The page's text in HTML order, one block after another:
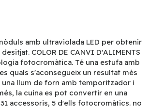
amb ultraviolada LED per obtenir
COLOR DE CANVI D'ALIMENTS
fotocromàtica. Té una estufa amb
quals s'aconsegueix un resultat més
una llum de forn amb temporitzador i
la cuina es pot convertir en una
accessoris, 5 d'ells fotocromàtics. no